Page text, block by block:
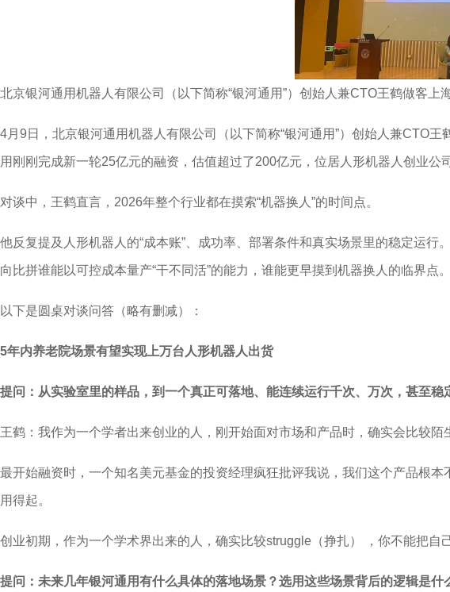
北京银河通用机器人有限公司（以下简称“银河通用”）创始人兼CTO王鹤做客上
4月9日，北京银河通用机器人有限公司（以下简称“银河通用”）创始人兼CTO
用刚刚完成新一轮25亿元的融资，估值超过了200亿元，位居人形机器人创业公
对谈中，王鹤直言，2026年整个行业都在摸索“机器换人”的时间点。
他反复提及人形机器人的“成本账”、成功率、部署条件和真实场景里的稳定运
向比拼谁能以可控成本量产“干不同活”的能力，谁能更早摸到机器换人的临界点。
以下是圆桌对谈问答（略有删减）：
5年内养老院场景有望实现上万台人形机器人出货
提问：从实验室里的样品，到一个真正可落地、能连续运行千次、万次，甚至
王鹤：我作为一个学者出来创业的人，刚开始面对市场和产品时，确实会比较陌
最开始融资时，一个知名美元基金的投资经理疯狂批评我说，我们这个产品根
用得起。
创业初期，作为一个学术界出来的人，确实比较struggle（挣扎） ，你不能把
提问：未来几年银河通用有什么具体的落地场景？选用这些场景背后的逻辑是什